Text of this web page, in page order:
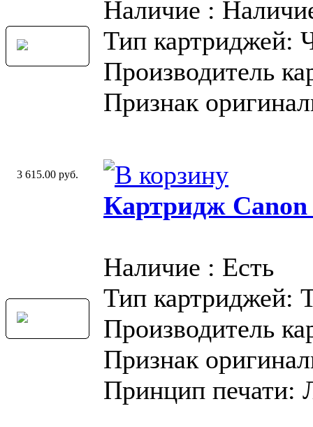
Наличие :
Тип картриджей:
Производитель
Признак
3 615.00 руб.
Картридж Canon
Наличие : Есть
Тип картриджей:
Производитель
Признак
Принцип печати: